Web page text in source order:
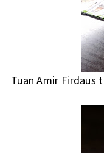
Tuan Amir Firdaus